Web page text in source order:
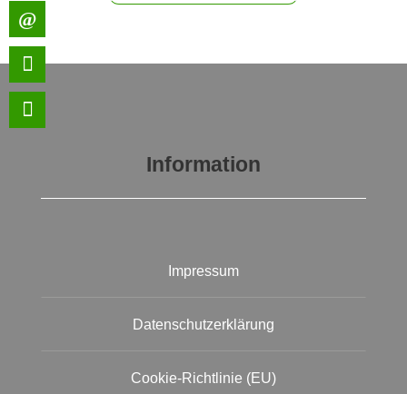
Information
Impressum
Datenschutzerklärung
Cookie-Richtlinie (EU)